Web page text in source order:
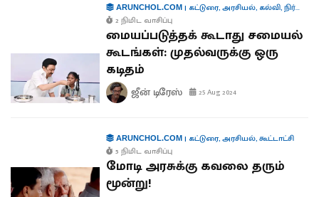
ARUNCHOL.COM| கட்டுரை,அரசியல், கல்வி,நிர்வாகம்
2 நிமிட வாசிப்பு
மையப்படுத்தக் கூடாது சமையல்
கூடங்கள்: முதல்வருக்கு ஒரு
கடிதம்
ஜீன் டிரேஸ் 25 Aug 2024
ARUNCHOL.COM| கட்டுரை,அரசியல்,கூட்டாட்சி
5 நிமிட வாசிப்பு
மோடி அரசுக்கு கவலை தரும்
மூன்று!